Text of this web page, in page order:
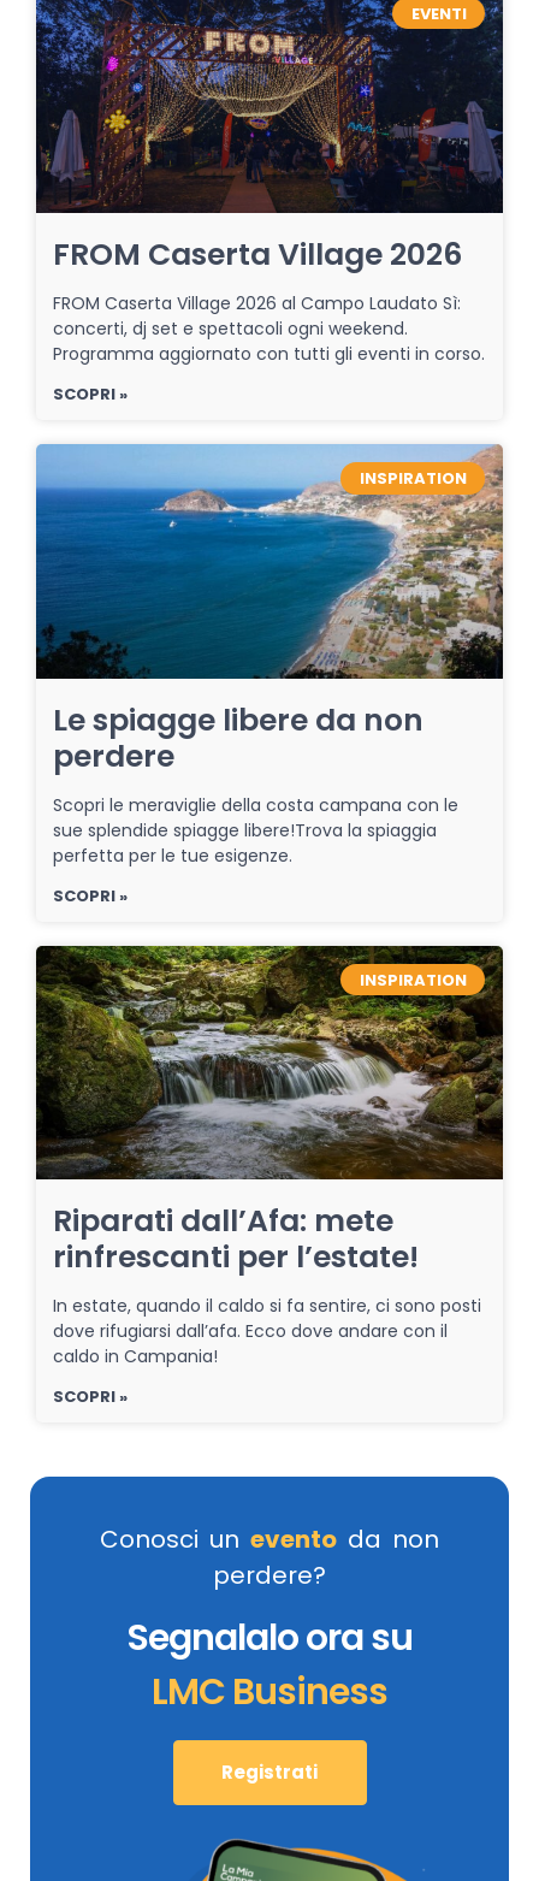
EVENTI
FROM Caserta Village 2026
FROM Caserta Village 2026 al Campo Laudato Sì:
concerti, dj set e spettacoli ogni weekend.
Programma aggiornato con tutti gli eventi in corso.
SCOPRI »
INSPIRATION
Le spiagge libere da non
perdere
Scopri le meraviglie della costa campana con le
sue splendide spiagge libere!Trova la spiaggia
perfetta per le tue esigenze.
SCOPRI »
INSPIRATION
Riparati dall’Afa: mete
rinfrescanti per l’estate!
In estate, quando il caldo si fa sentire, ci sono posti
dove rifugiarsi dall’afa. Ecco dove andare con il
caldo in Campania!
SCOPRI »
Conosci un evento da non
perdere?
Segnalalo ora su
LMC Business
Registrati